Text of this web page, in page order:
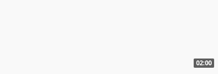
02:00